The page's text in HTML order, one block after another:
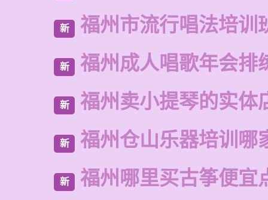
新 福州市流行唱法培训
新 福州成人唱歌年会排
新 福州卖小提琴的实体
新 福州仓山乐器培训哪
新 福州哪里买古筝便宜